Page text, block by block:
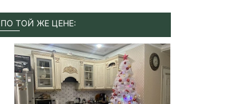
ТОЙ ЖЕ ЦЕНЕ: